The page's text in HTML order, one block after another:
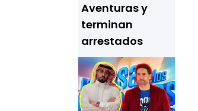
Aventuras y
terminan
arrestados